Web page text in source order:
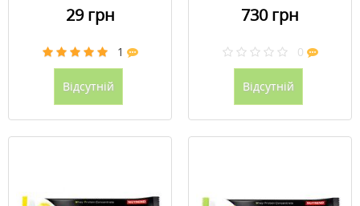
29 грн
1
Відсутній
730 грн
0
Відсутній